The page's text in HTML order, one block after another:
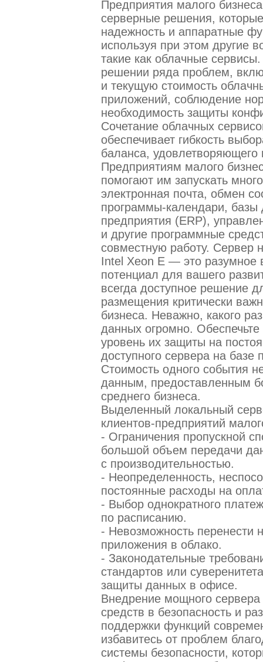
Предприятия малого
серверные решения,
надежность и аппаратные
используя при этом другие
такие как облачные
решении ряда проблем,
и текущую стоимость
приложений, соблюдение
необходимость защиты
Сочетание облачных
обеспечивает гибкость
баланса, удовлетворяющего
Предприятиям малого
помогают им запускать
электронная почта, обмен
программы-календари, базы
предприятия (ERP),
и другие программные
совместную работу. Сервер
Intel Xeon E — это разумное
потенциал для вашего
всегда доступное решение
размещения критически
бизнеса. Неважно, какого
данных огромно.
уровень их защиты на
доступного сервера на базе
Стоимость одного события
данным, предоставленным
среднего бизнеса.
Выделенный локальный
клиентов-предприятий
- Ограничения пропускной
большой объем передачи
с производительностью.
- Неопределенность,
постоянные расходы на
- Выбор однократного
по расписанию.
- Невозможность перенести
приложения в облако.
- Законодательные
стандартов или
защиты данных в офисе.
Внедрение мощного
средств в безопасность и
поддержки функций
избавитесь от проблем
системы безопасности,